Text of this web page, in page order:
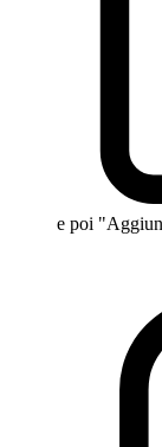
e poi